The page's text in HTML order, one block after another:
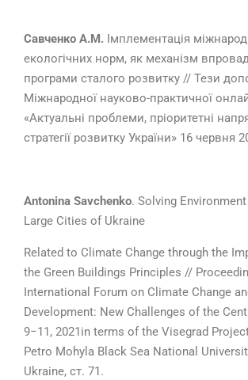
Савченко А.М. Імплементація
екологічних норм, як механізм
програми сталого розвитку // Тези
Міжнародної науково-практичної
«Актуальні проблеми, пріоритетні
стратегії розвитку України» 16 червня
Antonina Savchenko. Solving
Large Cities of Ukraine
Related to Climate Change through the
the Green Buildings Principles //
International Forum on Climate Change
Development: New Challenges of the
9−11, 2021in terms of the Visegrad
Petro Mohyla Black Sea National
Ukraine, ст. 71.